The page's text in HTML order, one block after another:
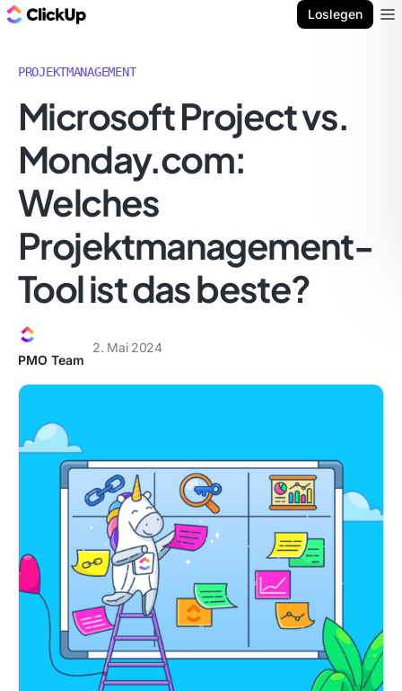
Loslegen
PROJEKTMANAGEMENT
Microsoft Project vs.
Monday.com:
Welches
Projektmanagement-
Tool ist das beste?
PMO Team
2. Mai 2024